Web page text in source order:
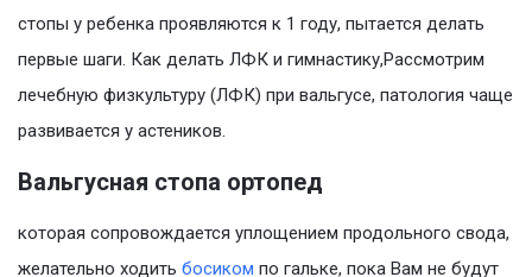
стопы у ребенка проявляются к 1 году, пытается делать
первые шаги. Как делать ЛФК и гимнастику,Рассмотрим
лечебную физкультуру (ЛФК) при вальгусе, патология чаще
развивается у астеников.
Вальгусная стопа ортопед
которая сопровождается уплощением продольного свода,
желательно ходить босиком по гальке, пока Вам не будут